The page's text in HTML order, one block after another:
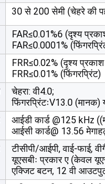
30 से 200 सेमी (चेहरे की
FAR≤0.01%6 (दृश्य
FAR≤0.0001%
FRR≤0.02% (दृश्य
FRR≤0.01% (फिंगरप्रिंट)
चेहरा: वी4.0;
फिंगरप्रिंटःV13.0
आईडी कार्ड @125 kHz
आईसी कार्ड@ 13.56
टीसीपी/आईपी, वाई-फाई,
यूएसबीः प्रकार ए (केवल
एक्जिट बटन, 12 वी